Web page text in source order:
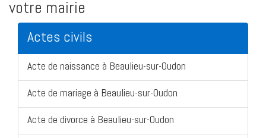
votre mairie
Actes civils
Acte de naissance à Beaulieu-sur-Oudon
Acte de mariage à Beaulieu-sur-Oudon
Acte de divorce à Beaulieu-sur-Oudon